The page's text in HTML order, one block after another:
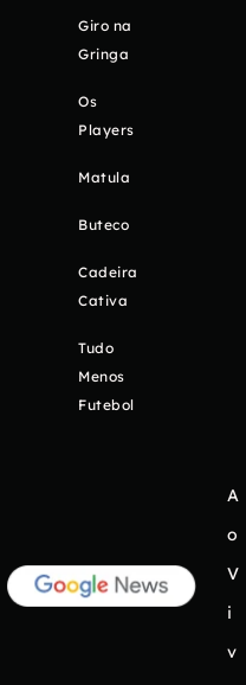
Giro na
Gringa
Os
Players
Matula
Buteco
Cadeira
Cativa
Tudo
Menos
Futebol
A
o
V
i
v